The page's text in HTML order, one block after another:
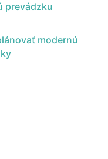
prevádzku
modernú